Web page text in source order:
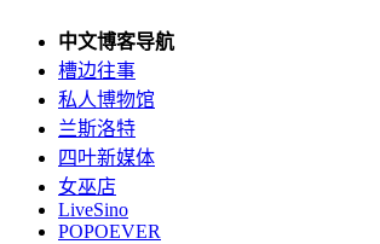
中文博客导航
槽边往事
私人博物馆
兰斯洛特
四叶新媒体
女巫店
LiveSino
POPOEVER